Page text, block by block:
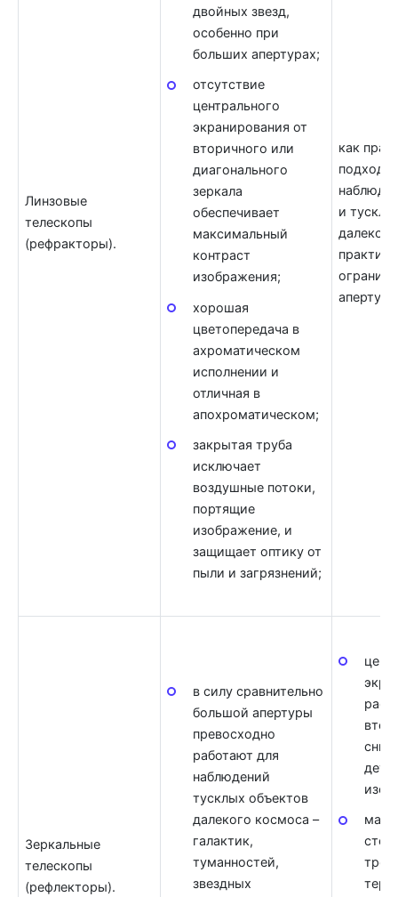
Линзовые
телескопы
(рефракторы).
двойных звезд,
особенно при
больших апертурах;
отсутствие
центрального
экранирования от
вторичного или
диагонального
зеркала
обеспечивает
максимальный
контраст
изображения;
хорошая
цветопередача в
ахроматическом
исполнении и
отличная в
апохроматическом;
закрытая труба
исключает
воздушные потоки,
портящие
изображение, и
защищает оптику от
пыли и загрязнений;
как
и
Зеркальные
телескопы
(рефлекторы).
в силу сравнительно
большой апертуры
превосходно
работают для
наблюдений
тусклых объектов
далекого космоса –
галактик,
туманностей,
звездных